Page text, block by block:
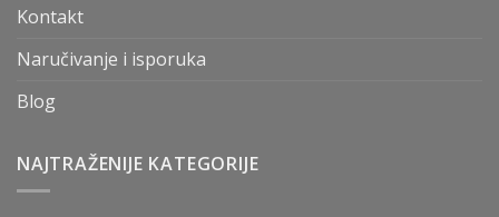
Kontakt
Naručivanje i isporuka
Blog
NAJTRAŽENIJE KATEGORIJE